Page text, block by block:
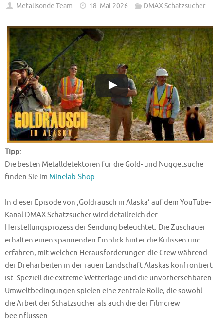
Metallsonde Team 18. Mai 2026 DMAX Schatzsucher
Tipp:
Die besten Metalldetektoren für die Gold- und Nuggetsuche
finden Sie im Minelab-Shop.
In dieser Episode von ‚Goldrausch in Alaska‘ auf dem YouTube-
Kanal DMAX Schatzsucher wird detailreich der
Herstellungsprozess der Sendung beleuchtet. Die Zuschauer
erhalten einen spannenden Einblick hinter die Kulissen und
erfahren, mit welchen Herausforderungen die Crew während
der Dreharbeiten in der rauen Landschaft Alaskas konfrontiert
ist. Speziell die extreme Wetterlage und die unvorhersehbaren
Umweltbedingungen spielen eine zentrale Rolle, die sowohl
die Arbeit der Schatzsucher als auch die der Filmcrew
beeinflussen.